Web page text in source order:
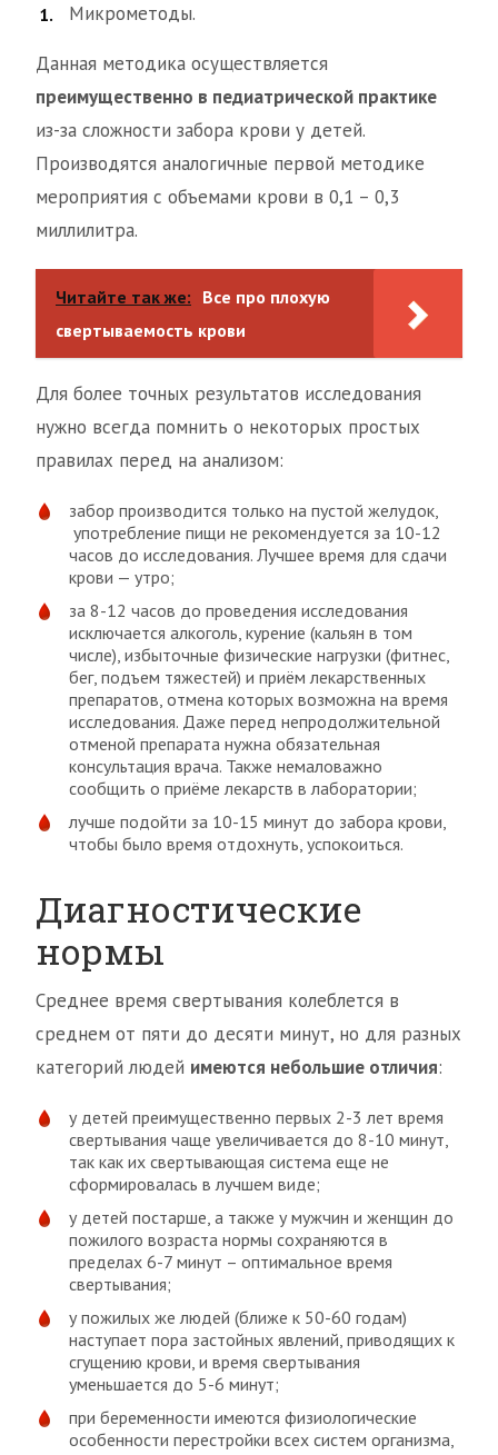
Микрометоды.
Данная методика осуществляется
преимущественно в педиатрической практике
из-за сложности забора крови у детей.
Производятся аналогичные первой методике
мероприятия с объемами крови в 0,1 – 0,3
миллилитра.
Читайте так же: Все про плохую
свертываемость крови
Для более точных результатов исследования
нужно всегда помнить о некоторых простых
правилах перед на анализом:
забор производится только на пустой желудок,
употребление пищи не рекомендуется за 10-12
часов до исследования. Лучшее время для сдачи
крови — утро;
за 8-12 часов до проведения исследования
исключается алкоголь, курение (кальян в том
числе), избыточные физические нагрузки (фитнес,
бег, подъем тяжестей) и приём лекарственных
препаратов, отмена которых возможна на время
исследования. Даже перед непродолжительной
отменой препарата нужна обязательная
консультация врача. Также немаловажно
сообщить о приёме лекарств в лаборатории;
лучше подойти за 10-15 минут до забора крови,
чтобы было время отдохнуть, успокоиться.
Диагностические
нормы
Среднее время свертывания колеблется в
среднем от пяти до десяти минут, но для разных
категорий людей имеются небольшие отличия:
у детей преимущественно первых 2-3 лет время
свертывания чаще увеличивается до 8-10 минут,
так как их свертывающая система еще не
сформировалась в лучшем виде;
у детей постарше, а также у мужчин и женщин до
пожилого возраста нормы сохраняются в
пределах 6-7 минут – оптимальное время
свертывания;
у пожилых же людей (ближе к 50-60 годам)
наступает пора застойных явлений, приводящих к
сгущению крови, и время свертывания
уменьшается до 5-6 минут;
при беременности имеются физиологические
особенности перестройки всех систем организма,